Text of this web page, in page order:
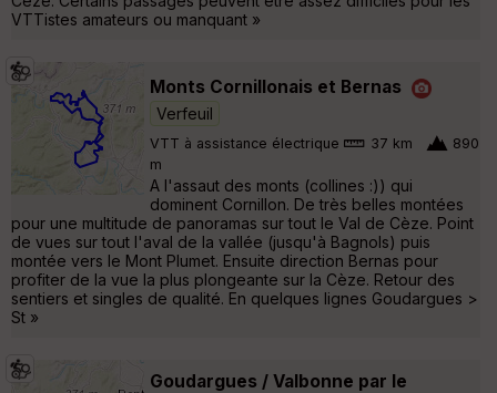
VTTistes amateurs ou manquant »
Monts Cornillonais et Bernas
Verfeuil
VTT à assistance électrique 37 km
890
m
A l'assaut des monts (collines :)) qui
dominent Cornillon. De très belles montées
pour une multitude de panoramas sur tout le Val de Cèze. Point
de vues sur tout l'aval de la vallée (jusqu'à Bagnols) puis
montée vers le Mont Plumet. Ensuite direction Bernas pour
profiter de la vue la plus plongeante sur la Cèze. Retour des
sentiers et singles de qualité. En quelques lignes Goudargues >
St »
Goudargues / Valbonne par le